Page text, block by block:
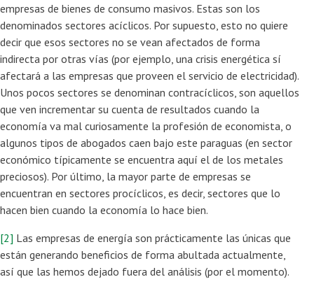
empresas de bienes de consumo masivos. Estas son los
denominados sectores acíclicos. Por supuesto, esto no quiere
decir que esos sectores no se vean afectados de forma
indirecta por otras vías (por ejemplo, una crisis energética sí
afectará a las empresas que proveen el servicio de electricidad).
Unos pocos sectores se denominan contracíclicos, son aquellos
que ven incrementar su cuenta de resultados cuando la
economía va mal curiosamente la profesión de economista, o
algunos tipos de abogados caen bajo este paraguas (en sector
económico típicamente se encuentra aquí el de los metales
preciosos). Por último, la mayor parte de empresas se
encuentran en sectores procíclicos, es decir, sectores que lo
hacen bien cuando la economía lo hace bien.
[2] Las empresas de energía son prácticamente las únicas que
están generando beneficios de forma abultada actualmente,
así que las hemos dejado fuera del análisis (por el momento).